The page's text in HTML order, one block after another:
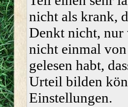
nicht als krank,
Denkt nicht, nur
nicht einmal
gelesen habt,
Urteil bilden
Einstellungen.